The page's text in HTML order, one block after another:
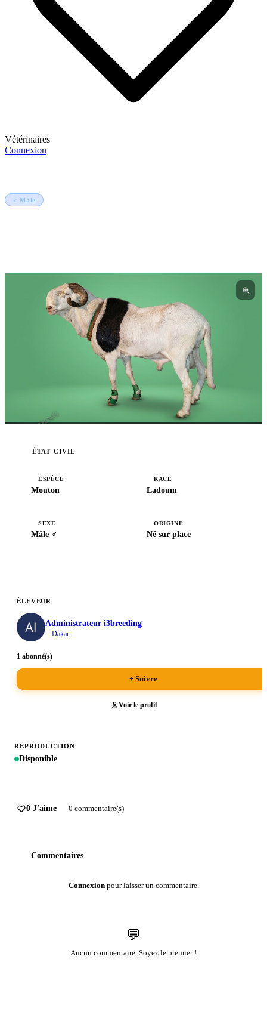
Vétérinaires
Connexion
♂ Mâle
I3BREEDING
ÉTAT CIVIL
ESPÈCE
Mouton
RACE
Ladoum
SEXE
Mâle ♂
ORIGINE
Né sur place
ÉLEVEUR
Administrateur i3breeding
Dakar
1 abonné(s)
+ Suivre
Voir le profil
REPRODUCTION
Disponible
0 J'aime 0 commentaire(s)
Commentaires
Connexionpour laisser un commentaire.
💬
Aucun commentaire. Soyez le premier !